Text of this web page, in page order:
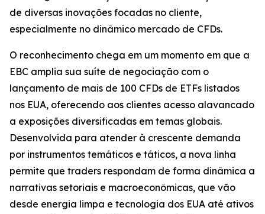
de diversas inovações focadas no cliente,
especialmente no dinâmico mercado de CFDs.
O reconhecimento chega em um momento em que a
EBC amplia sua suíte de negociação com o
lançamento de mais de 100 CFDs de ETFs listados
nos EUA, oferecendo aos clientes acesso alavancado
a exposições diversificadas em temas globais.
Desenvolvida para atender à crescente demanda
por instrumentos temáticos e táticos, a nova linha
permite que traders respondam de forma dinâmica a
narrativas setoriais e macroeconômicas, que vão
desde energia limpa e tecnologia dos EUA até ativos